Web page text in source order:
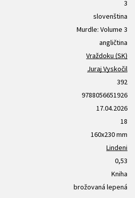
3
slovenština
Murdle: Volume 3
angličtina
Vraždoku (SK)
Juraj Vyskočil
392
9788056651926
17.04.2026
18
160x230 mm
Lindeni
0,53
Kniha
brožovaná lepená